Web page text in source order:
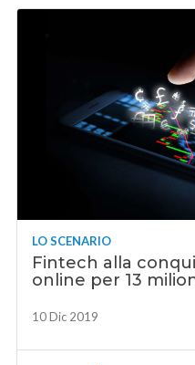
LO SCENARIO
Fintech alla
online per 13
10 Dic 2019